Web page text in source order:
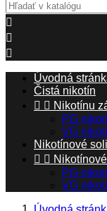



Úvodná
Čistá nikotín
  Nikotínu
PG
VG
Nikotínové soli
 
PG
VG